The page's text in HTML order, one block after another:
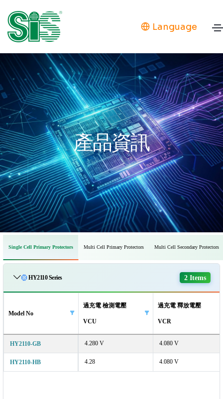
Language
產品資訊
Single Cell Primary Protectors Multi Cell Primary Protectors Multi Cell Secondary Protectors
HY2110 Series 2 Items
Model No
過充電 檢測電壓
VCU
過充電 釋放電壓
VCR
HY2110-GB 4.280 V 4.080 V
HY2110-HB 4.28 4.080 V